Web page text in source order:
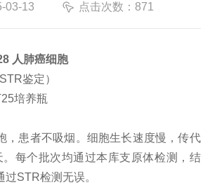
03-13 点击次数：871
人肺癌细胞
STR鉴定）
培养瓶
，患者不吸烟。细胞生长速度慢，传代
。每个批次均通过本库支原体检测，结
STR检测无误。